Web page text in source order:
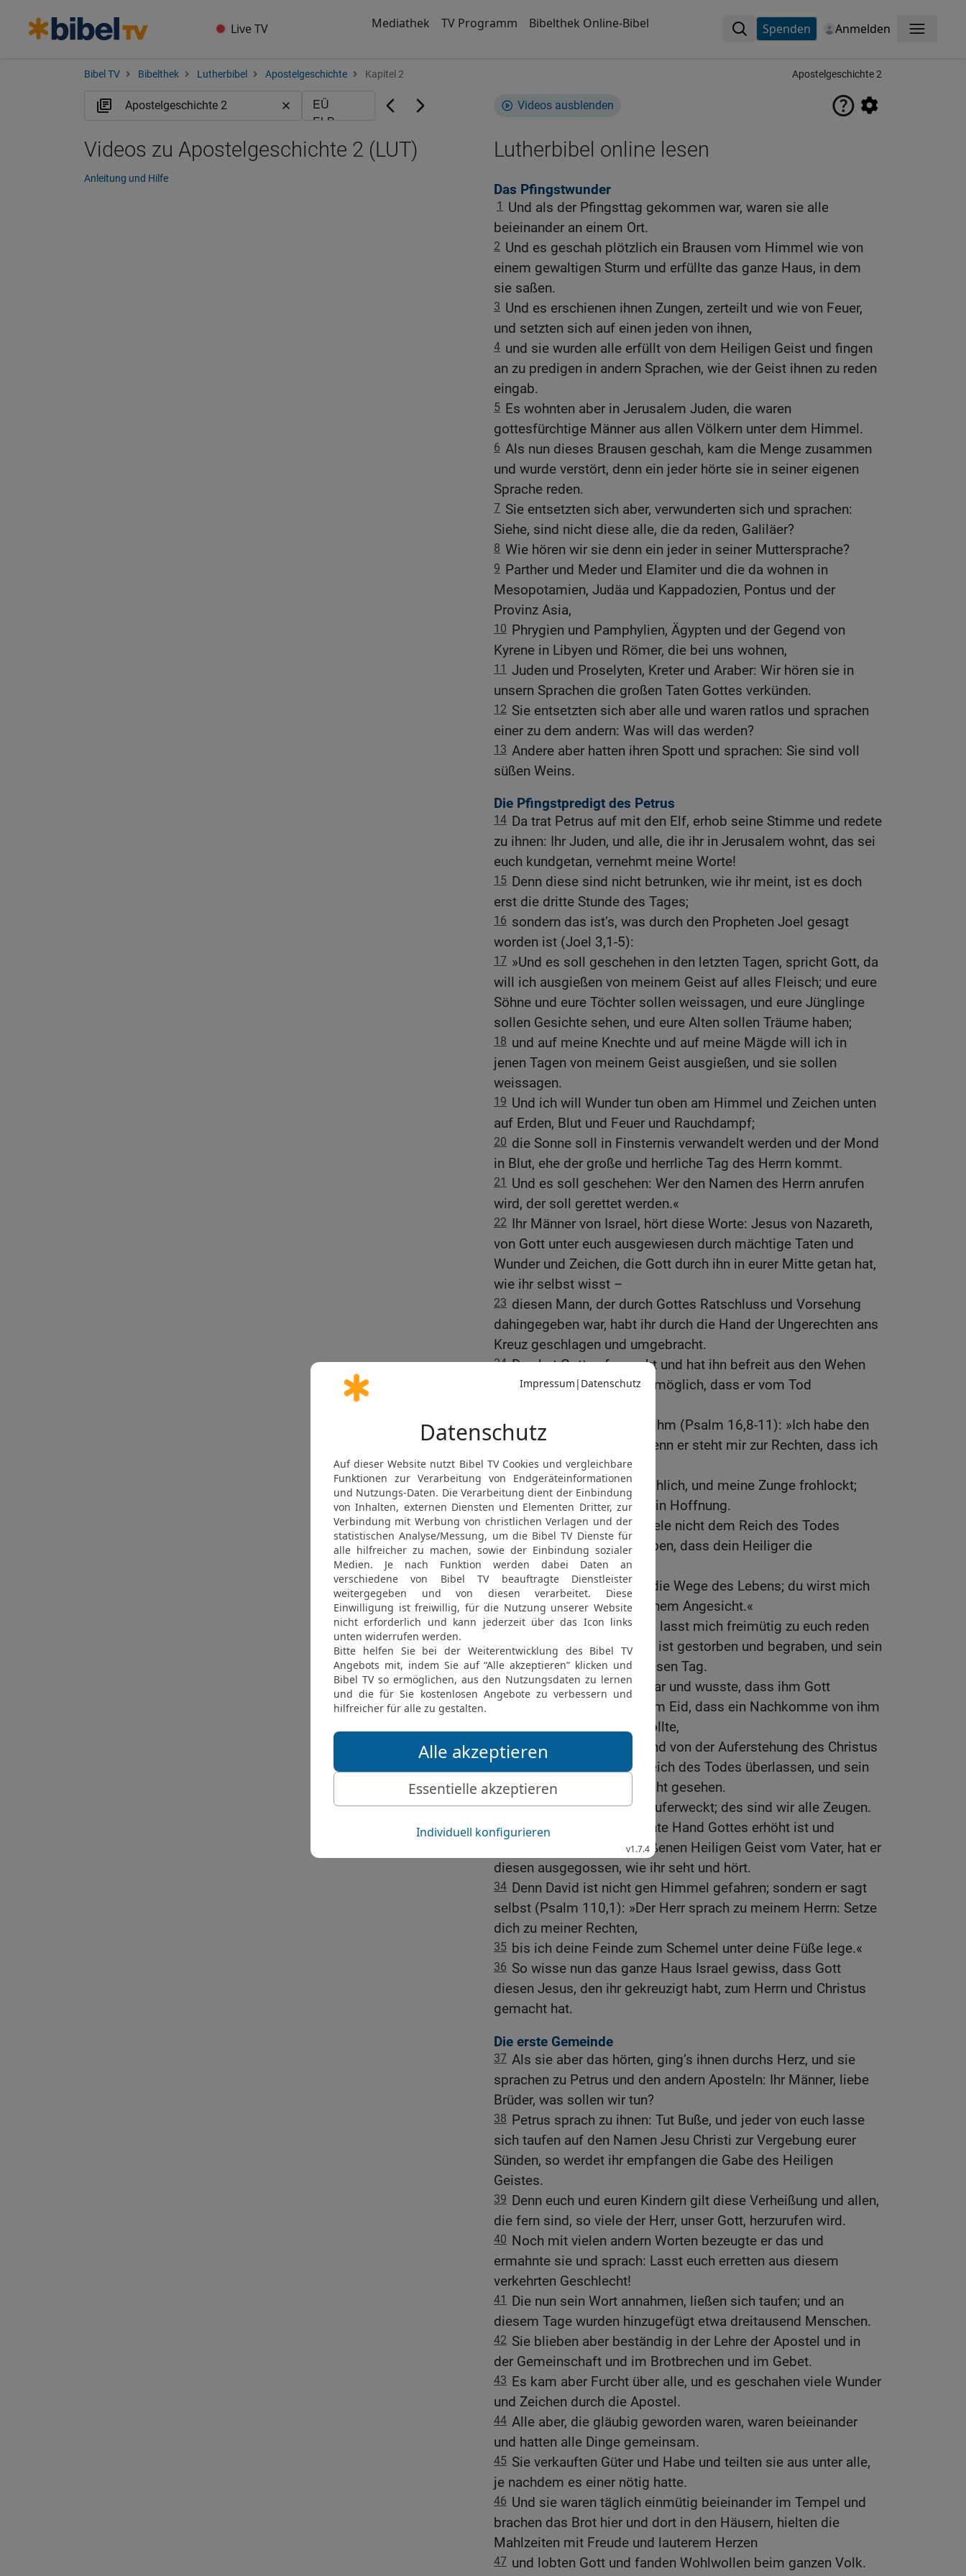
Live TV Mediathek TV Programm Bibelthek Online-Bibel Spenden Anmelden Menü
Bibel TV Bibelthek Lutherbibel Apostelgeschichte Kapitel 2 Apostelgeschichte 2
Videos ausblenden
Lutherbibel online lesen
Das Pfingstwunder
1
Und als der Pfingsttag gekommen war, waren sie alle
beieinander an einem Ort.
2 Und es geschah plötzlich ein Brausen vom Himmel wie von
einem gewaltigen Sturm und erfüllte das ganze Haus, in dem
sie saßen.
3 Und es erschienen ihnen Zungen, zerteilt und wie von Feuer,
und setzten sich auf einen jeden von ihnen,
4 und sie wurden alle erfüllt von dem Heiligen Geist und fingen
an zu predigen in andern Sprachen, wie der Geist ihnen zu reden
eingab.
5 Es wohnten aber in Jerusalem Juden, die waren
gottesfürchtige Männer aus allen Völkern unter dem Himmel.
6 Als nun dieses Brausen geschah, kam die Menge zusammen
und wurde verstört, denn ein jeder hörte sie in seiner eigenen
Sprache reden.
7 Sie entsetzten sich aber, verwunderten sich und sprachen:
Siehe, sind nicht diese alle, die da reden, Galiläer?
8 Wie hören wir sie denn ein jeder in seiner Muttersprache?
9 Parther und Meder und Elamiter und die da wohnen in
Mesopotamien, Judäa und Kappadozien, Pontus und der
Provinz Asia,
10 Phrygien und Pamphylien, Ägypten und der Gegend von
Kyrene in Libyen und Römer, die bei uns wohnen,
11 Juden und Proselyten, Kreter und Araber: Wir hören sie in
unsern Sprachen die großen Taten Gottes verkünden.
12 Sie entsetzten sich aber alle und waren ratlos und sprachen
einer zu dem andern: Was will das werden?
13 Andere aber hatten ihren Spott und sprachen: Sie sind voll
süßen Weins.
Die Pfingstpredigt des Petrus
14 Da trat Petrus auf mit den Elf, erhob seine Stimme und redete
zu ihnen: Ihr Juden, und alle, die ihr in Jerusalem wohnt, das sei
euch kundgetan, vernehmt meine Worte!
15 Denn diese sind nicht betrunken, wie ihr meint, ist es doch
erst die dritte Stunde des Tages;
16 sondern das ist’s, was durch den Propheten Joel gesagt
worden ist (Joel 3,1-5):
17 »Und es soll geschehen in den letzten Tagen, spricht Gott, da
will ich ausgießen von meinem Geist auf alles Fleisch; und eure
Söhne und eure Töchter sollen weissagen, und eure Jünglinge
sollen Gesichte sehen, und eure Alten sollen Träume haben;
18 und auf meine Knechte und auf meine Mägde will ich in
jenen Tagen von meinem Geist ausgießen, und sie sollen
weissagen.
19 Und ich will Wunder tun oben am Himmel und Zeichen unten
auf Erden, Blut und Feuer und Rauchdampf;
20 die Sonne soll in Finsternis verwandelt werden und der Mond
in Blut, ehe der große und herrliche Tag des Herrn kommt.
21
Und es soll geschehen: Wer den Namen des Herrn anrufen
wird, der soll gerettet werden.«
22 Ihr Männer von Israel, hört diese Worte: Jesus von Nazareth,
von Gott unter euch ausgewiesen durch mächtige Taten und
Wunder und Zeichen, die Gott durch ihn in eurer Mitte getan hat,
wie ihr selbst wisst –
23 diesen Mann, der durch Gottes Ratschluss und Vorsehung
dahingegeben war, habt ihr durch die Hand der Ungerechten ans
Kreuz geschlagen und umgebracht.
24 Den hat Gott auferweckt und hat ihn befreit aus den Wehen
des Todes, denn es war unmöglich, dass er vom Tod
25 Denn David spricht von ihm (Psalm 16,8-11): »Ich habe den
Herrn allezeit vor Augen, denn er steht mir zur Rechten, dass ich
nicht wanke.
26
Darum ist mein Herz fröhlich, und meine Zunge frohlockt;
auch mein Leib wird ruhen in Hoffnung.
27 Denn du wirst meine Seele nicht dem Reich des Todes
überlassen und nicht zugeben, dass dein Heiliger die
Verwesung sehe.
28 Du hast mir kundgetan die Wege des Lebens; du wirst mich
erfüllen mit Freude vor deinem Angesicht.«
29 Ihr Männer, liebe Brüder, lasst mich freimütig zu euch reden
von dem Erzvater David. Er ist gestorben und begraben, und sein
Grab ist bei uns bis auf diesen Tag.
30 Da er nun ein Prophet war und wusste, dass ihm Gott
geschworen hatte mit einem Eid, dass ein Nachkomme von ihm
auf seinem Thron sitzen sollte,
31 hat er vorausgesehen und von der Auferstehung des Christus
gesagt: Er ist nicht dem Reich des Todes überlassen, und sein
Leib hat die Verwesung nicht gesehen.
32 Diesen Jesus hat Gott auferweckt; des sind wir alle Zeugen.
33
Da er nun durch die rechte Hand Gottes erhöht ist und
empfangen hat den verheißenen Heiligen Geist vom Vater, hat er
diesen ausgegossen, wie ihr seht und hört.
34 Denn David ist nicht gen Himmel gefahren; sondern er sagt
selbst (Psalm 110,1): »Der Herr sprach zu meinem Herrn: Setze
dich zu meiner Rechten,
35 bis ich deine Feinde zum Schemel unter deine Füße lege.«
36 So wisse nun das ganze Haus Israel gewiss, dass Gott
diesen Jesus, den ihr gekreuzigt habt, zum Herrn und Christus
gemacht hat.
Die erste Gemeinde
37 Als sie aber das hörten, ging’s ihnen durchs Herz, und sie
sprachen zu Petrus und den andern Aposteln: Ihr Männer, liebe
Brüder, was sollen wir tun?
38 Petrus sprach zu ihnen: Tut Buße, und jeder von euch lasse
sich taufen auf den Namen Jesu Christi zur Vergebung eurer
Sünden, so werdet ihr empfangen die Gabe des Heiligen
Geistes.
39 Denn euch und euren Kindern gilt diese Verheißung und allen,
die fern sind, so viele der Herr, unser Gott, herzurufen wird.
40 Noch mit vielen andern Worten bezeugte er das und
ermahnte sie und sprach: Lasst euch erretten aus diesem
verkehrten Geschlecht!
41 Die nun sein Wort annahmen, ließen sich taufen; und an
diesem Tage wurden hinzugefügt etwa dreitausend Menschen.
42 Sie blieben aber beständig in der Lehre der Apostel und in
der Gemeinschaft und im Brotbrechen und im Gebet.
43 Es kam aber Furcht über alle, und es geschahen viele Wunder
und Zeichen durch die Apostel.
44 Alle aber, die gläubig geworden waren, waren beieinander
und hatten alle Dinge gemeinsam.
45 Sie verkauften Güter und Habe und teilten sie aus unter alle,
je nachdem es einer nötig hatte.
46 Und sie waren täglich einmütig beieinander im Tempel und
brachen das Brot hier und dort in den Häusern, hielten die
Mahlzeiten mit Freude und lauterem Herzen
47 und lobten Gott und fanden Wohlwollen beim ganzen Volk.
Videos zu Apostelgeschichte 2 (LUT)
Anleitung und Hilfe